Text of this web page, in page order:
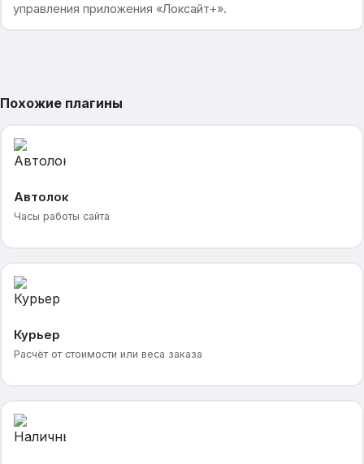
управления приложения «Локсайт+».
Похожие плагины
Автолок
Часы работы сайта
Курьер
Расчёт от стоимости или веса заказа